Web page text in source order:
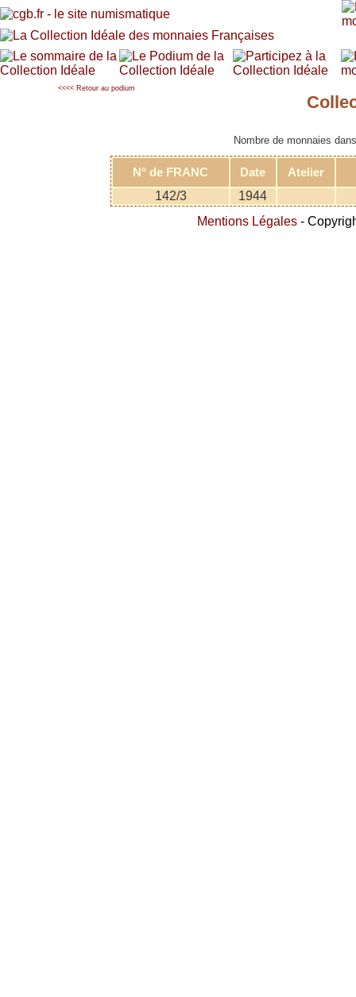
<<<< Retour au podium
Nombre de monnaies
N° de FRANC Date
Atelier
142/3
1944
Mentions Légales -